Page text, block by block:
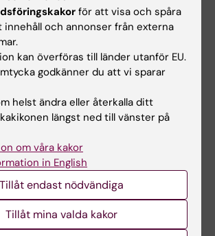
och
1 jul 2026
Nu stärks det
på KI
Från och med den 1 juli
tillträder nya ledare och
ledamöter för…
för att visa och spåra
innehåll och annonser från externa
kan överföras till länder utanför EU.
godkänner du att vi sparar
helst ändra eller återkalla ditt
längst ned till vänster på
om våra kakor
in English
Tillåt endast nödvändiga
Tillåt mina valda kakor